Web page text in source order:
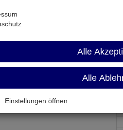
Alle
Alle
Einstellungen öffnen